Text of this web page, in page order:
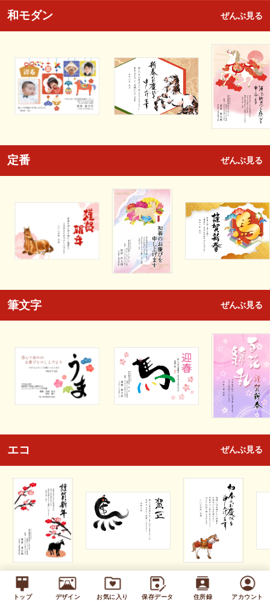
トップ デザイン お気に入り 保存データ 住所録 アカウント
和モダン ぜんぶ見る
定番 ぜんぶ見る
筆文字 ぜんぶ見る
エコ ぜんぶ見る
キッズ ぜんぶ見る